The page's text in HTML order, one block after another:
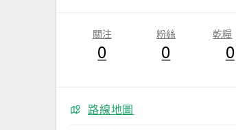
關注
0
粉絲
0
乾糧
0
路線地圖